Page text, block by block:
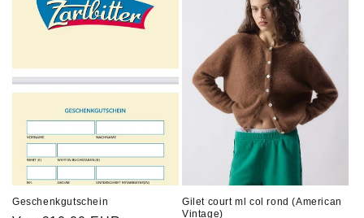
r
i
Geschenkgutschein
Gilet court ml col rond (American
Vintage)